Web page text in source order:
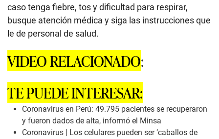
caso tenga fiebre, tos y dificultad para respirar,
busque atención médica y siga las instrucciones que
le de personal de salud.
VIDEO RELACIONADO:
TE PUEDE INTERESAR:
Coronavirus en Perú: 49.795 pacientes se recuperaron
y fueron dados de alta, informó el Minsa
Coronavirus | Los celulares pueden ser ‘caballos de